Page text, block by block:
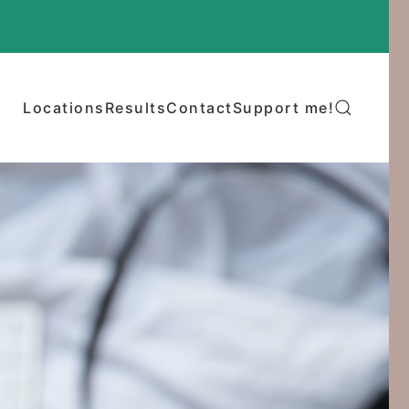
Locations ResultsContactSupport me!